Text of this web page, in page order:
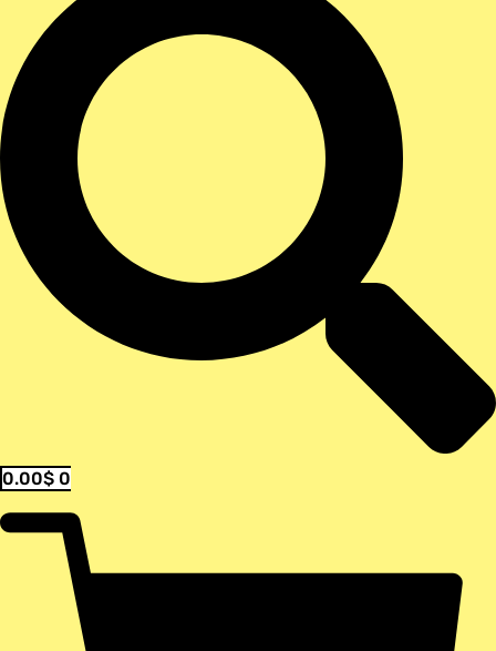
0.00$ 0